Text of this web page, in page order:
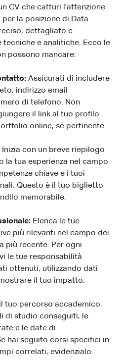
CV che catturi l'attenzione
la posizione di Data
dettagliato e
e analitiche. Ecco le
possono mancare:
Assicurati di includere
indirizzo email
di telefono. Non
il link al tuo profilo
online, se pertinente.
Inizia con un breve riepilogo
la tua esperienza nel campo
chiave e i tuoi
Questo è il tuo biglietto
memorabile.
Elenca le tue
più rilevanti nel campo dei
più recente. Per ogni
le tue responsabilità
ottenuti, utilizzando dati
il tuo impatto.
tuo percorso accademico,
di studio conseguiti, le
e le date di
hai seguito corsi specifici in
correlati, evidenzialo.